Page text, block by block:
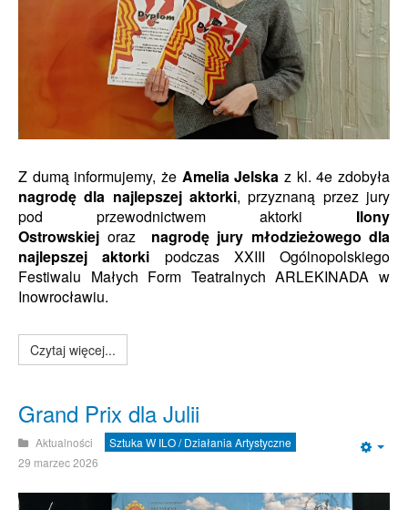
Z dumą informujemy, że Amelia Jelska z kl. 4e zdobyła
nagrodę dla najlepszej aktorki, przyznaną przez jury
pod przewodnictwem aktorki Ilony
Ostrowskiej oraz nagrodę jury młodzieżowego dla
najlepszej aktorki
podczas XXIII Ogólnopolskiego
Festiwalu Małych Form Teatralnych ARLEKINADA w
Inowrocławiu.
Czytaj więcej...
Grand Prix dla Julii
Aktualności
Sztuka W ILO / Działania Artystyczne
29 marzec 2026